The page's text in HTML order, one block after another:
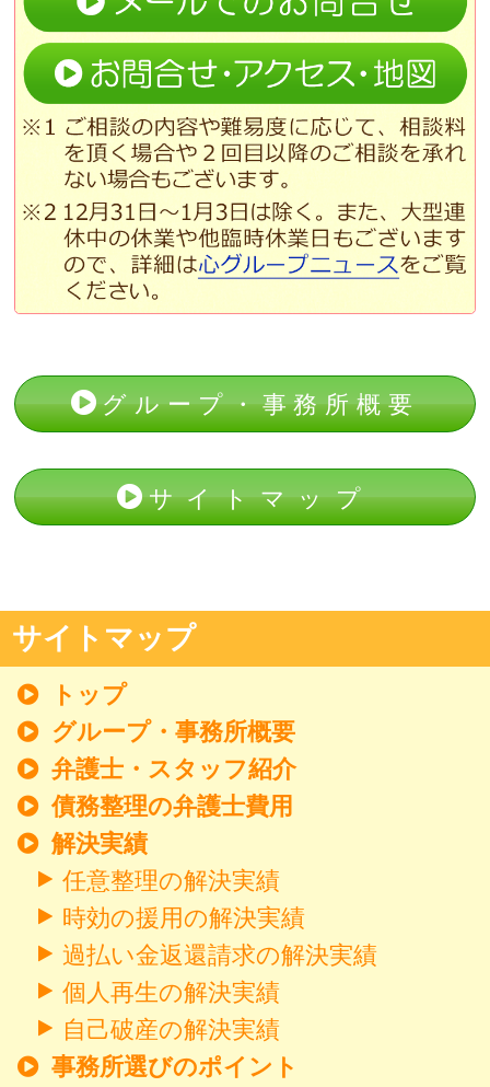
グループ・事務所概要
サイトマップ
サイトマップ
トップ
グループ・事務所概要
弁護士・スタッフ紹介
債務整理の弁護士費用
解決実績
任意整理の解決実績
時効の援用の解決実績
過払い金返還請求の解決実績
個人再生の解決実績
自己破産の解決実績
事務所選びのポイント